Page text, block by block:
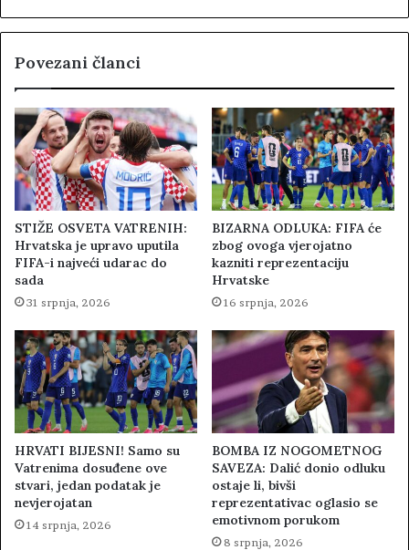
Povezani članci
STIŽE OSVETA VATRENIH:
Hrvatska je upravo uputila
FIFA-i najveći udarac do
sada
31 srpnja, 2026
BIZARNA ODLUKA: FIFA će
zbog ovoga vjerojatno
kazniti reprezentaciju
Hrvatske
16 srpnja, 2026
HRVATI BIJESNI! Samo su
Vatrenima dosuđene ove
stvari, jedan podatak je
nevjerojatan
14 srpnja, 2026
BOMBA IZ NOGOMETNOG
SAVEZA: Dalić donio odluku
ostaje li, bivši
reprezentativac oglasio se
emotivnom porukom
8 srpnja, 2026